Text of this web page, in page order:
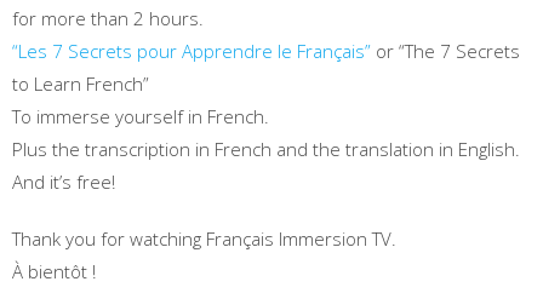
for more than 2 hours.
“Les 7 Secrets pour Apprendre le Français” or “The 7 Secrets
to Learn French”
To immerse yourself in French.
Plus the transcription in French and the translation in English.
And it’s free!
Thank you for watching Français Immersion TV.
À bientôt !